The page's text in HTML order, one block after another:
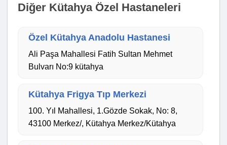
Diğer Kütahya Özel Hastaneleri
Özel Kütahya Anadolu Hastanesi
Ali Paşa Mahallesi Fatih Sultan Mehmet
Bulvarı No:9 kütahya
Kütahya Frigya Tıp Merkezi
100. Yıl Mahallesi, 1.Gözde Sokak, No: 8,
43100 Merkez/, Kütahya Merkez/Kütahya